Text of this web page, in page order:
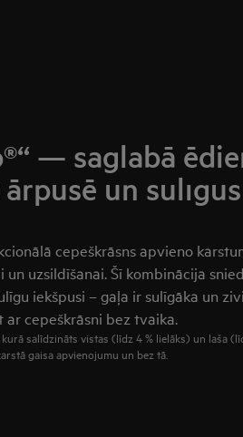
— saglabā
un sulīgus
cepeškrāsns apvieno
un uzsildīšanai. Šī kombinācija
iekšpusi – gaļa ir sulīgāka un
ar cepeškrāsni bez tvaika.
salīdzināts vistas (līdz 4 % lielāks) un laša
gaisa apvienojumu un bez tā.